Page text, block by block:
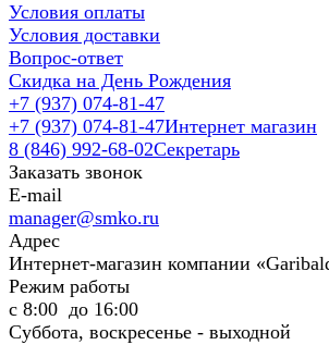
Условия оплаты
Условия доставки
Вопрос-ответ
Скидка на День Рождения
+7 (937) 074-81-47
+7 (937) 074-81-47Интернет магазин
8 (846) 992-68-02Секретарь
Заказать звонок
E-mail
manager@smko.ru
Адрес
Интернет-магазин компании
Режим работы
с 8:00 до 16:00
Суббота, воскресенье - выходной